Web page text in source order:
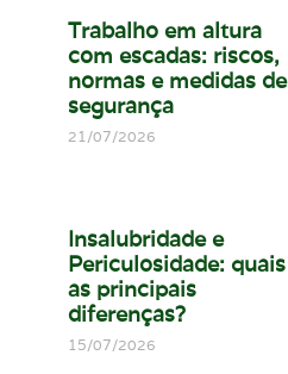
Trabalho em altura
com escadas: riscos,
normas e medidas de
segurança
21/07/2026
Insalubridade e
Periculosidade: quais
as principais
diferenças?
15/07/2026